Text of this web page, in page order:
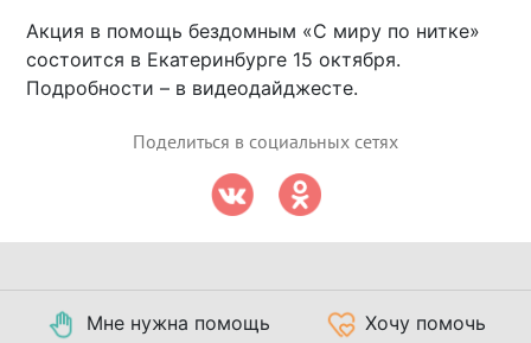
Акция в помощь бездомным «С миру по нитке»
состоится в Екатеринбурге 15 октября.
Подробности – в видеодайджесте.
Поделиться в социальных сетях
Мне нужна помощь Хочу помочь